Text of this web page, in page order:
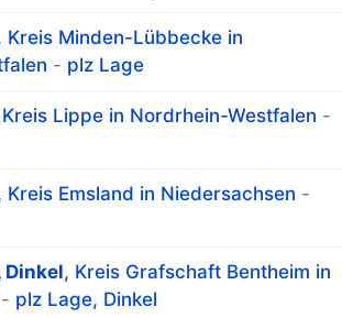
Kreis Minden-Lübbecke in
- plz Lage
Lippe in Nordrhein-Westfalen -
Kreis Emsland in Niedersachsen -
Dinkel, Kreis Grafschaft Bentheim in
- plz Lage, Dinkel